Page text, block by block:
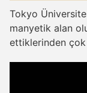
Tokyo
manyetik alan
ettiklerinden çok